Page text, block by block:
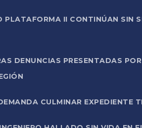
II CONTINÚAN SIN
DENUNCIAS PRESENTADAS
CULMINAR EXPEDIENTE